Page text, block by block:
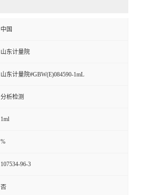
中国
山东计量院
山东计量院#GBW(E)084590-1mL
分析检测
1ml
%
107534-96-3
否